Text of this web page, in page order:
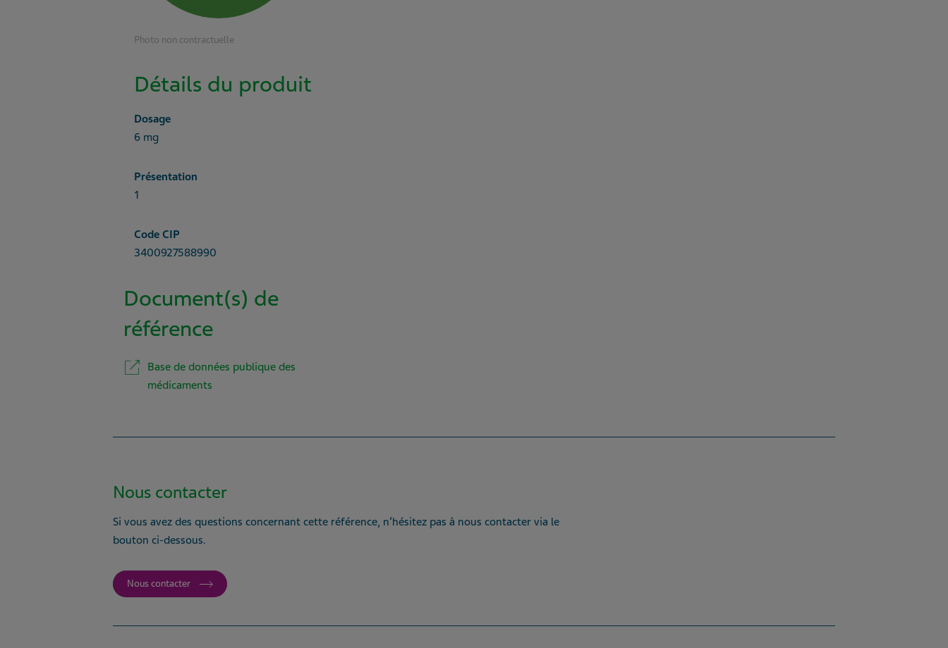
Photo non contractuelle
Détails du produit
Dosage
6 mg
Présentation
1
Code CIP
3400927588990
Document(s) de
référence
Base de données publique des
médicaments
Nous contacter
Si vous avez des questions concernant cette référence, n’hésitez pas à nous contacter via le
bouton ci-dessous.
Nous contacter